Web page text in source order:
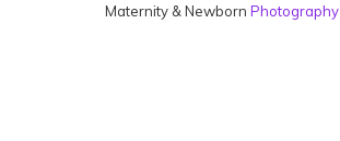
Maternity & Newborn